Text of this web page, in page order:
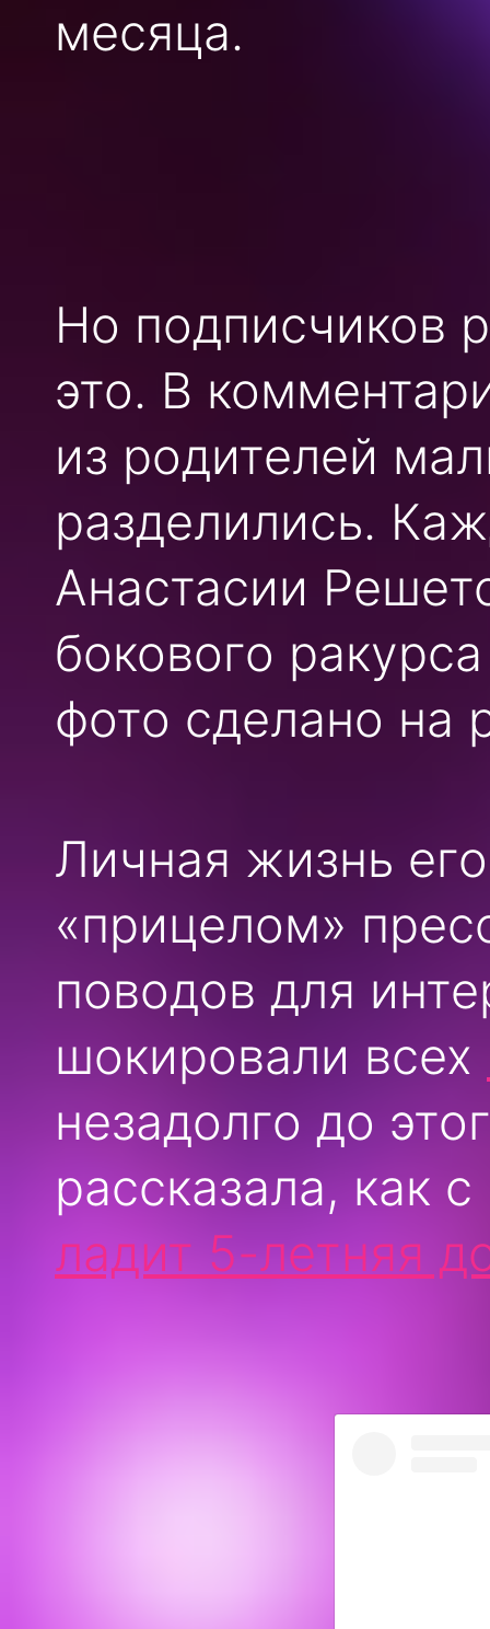
месяца.
Но подписчиков
это. В
из родителей
разделились.
Анастасии
бокового
фото сделано на
Личная жизнь
«прицелом»
поводов для
шокировали всех
незадолго до
рассказала, как
ладит 5-летняя